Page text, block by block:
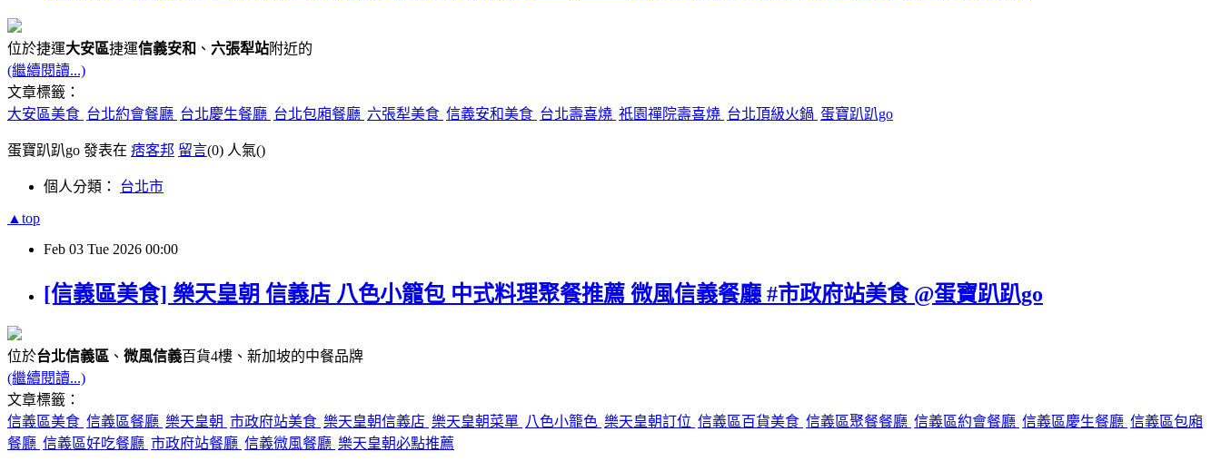
位於捷運大安區捷運信義安和 、 六張犁站附近的
(繼續閱讀...)
文章標籤：
大安區美食 台北約會餐廳 台北慶生餐廳 台北包廂餐廳 六張犁美食 信義安和美食 台北壽喜燒 祇園禪院壽喜燒 台北頂級火鍋 蛋寶趴趴go
蛋寶趴趴go 發表在 痞客邦 留言(0) 人氣()
個人分類： 台北市
▲top
Feb 03 Tue 2026 00:00
[信義區美食] 樂天皇朝 信義店 八色小籠包 中式料理聚餐推薦 微風信義餐廳 #市政府站美食 @蛋寶趴趴go
位於台北信義區 、 微風信義百貨4樓、新加坡的中餐品牌
(繼續閱讀...)
文章標籤：
信義區美食 信義區餐廳 樂天皇朝 市政府站美食 樂天皇朝信義店 樂天皇朝菜單 八色小籠色 樂天皇朝訂位 信義區百貨美食 信義區聚餐餐廳 信義區約會餐廳 信義區慶生餐廳 信義區包廂
餐廳 信義區好吃餐廳 市政府站餐廳 信義微風餐廳 樂天皇朝必點推薦